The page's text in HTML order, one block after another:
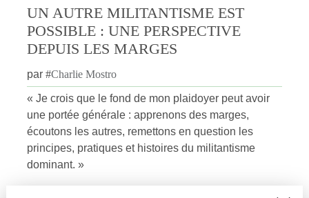
UN AUTRE MILITANTISME EST
POSSIBLE : UNE PERSPECTIVE
DEPUIS LES MARGES
par #Charlie Mostro
« Je crois que le fond de mon plaidoyer peut avoir
une portée générale : apprenons des marges,
écoutons les autres, remettons en question les
principes, pratiques et histoires du militantisme
dominant. »